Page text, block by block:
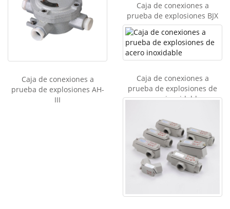
Caja de conexiones a
prueba de explosiones AH-
III
Caja de conexiones a
prueba de explosiones BJX
Caja de conexiones a
prueba de explosiones de
acero inoxidable